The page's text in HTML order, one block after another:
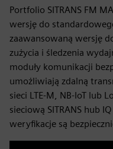
Portfolio SITRANS FM
wersję do
zaawansowaną wersję
zużycia i śledzenia
moduły komunikacji
umożliwiają zdalną
sieci LTE-M, NB-IoT lub
sieciową SITRANS hub
weryfikacje są